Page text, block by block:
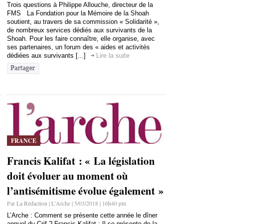
Trois questions à Philippe Allouche, directeur de la
FMS La Fondation pour la Mémoire de la Shoah
soutient, au travers de sa commission « Solidarité »,
de nombreux services dédiés aux survivants de la
Shoah. Pour les faire connaître, elle organise, avec
ses partenaires, un forum des « aides et activités
dédiées aux survivants [...]
Lire la suite
FRANCE
Francis Kalifat : « La législation
doit évoluer au moment où
l’antisémitisme évolue également »
Par La Rédaction | L'Arche | 5/03/2018 | 16h40 pm
L’Arche : Comment se présente cette année le dîner